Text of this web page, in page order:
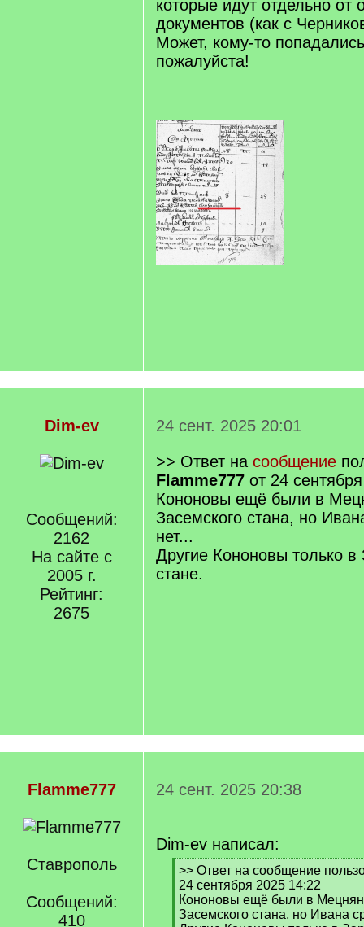
которые идут отдельно от
документов (как с
Может, кому-то
пожалуйста!
Dim-ev
Сообщений:
2162
На сайте с
2005 г.
Рейтинг:
2675
24 сент. 2025 20:01
>> Ответ на сообщение
Flamme777 от 24
Кононовы ещё были в
Засемского стана, но
нет...
Другие Кононовы только в
стане.
Flamme777
Ставрополь
Сообщений:
410
24 сент. 2025 20:38
Dim-ev написал:
[
q
]
>> Ответ на сообщение
24 сентября 2025 14:22
Кононовы ещё были в
Засемского стана, но Ивана